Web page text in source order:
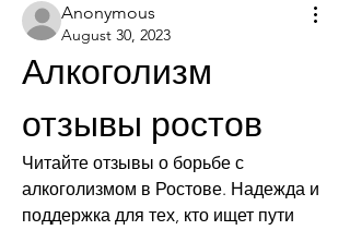
Anonymous
August 30, 2023
Алкоголизм
отзывы ростов
Читайте отзывы о борьбе с
алкоголизмом в Ростове. Надежда и
поддержка для тех, кто ищет пути